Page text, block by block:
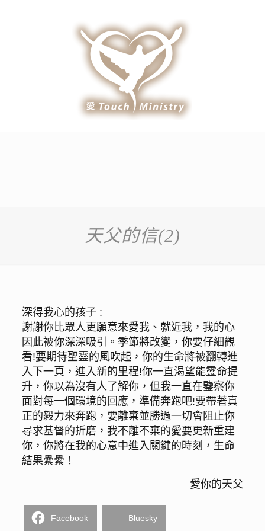
天父的信(2)
深得我心的孩子 :
謝謝你比眾人更願意來愛我、就近我，我的心
因此被你深深吸引。季節將改變，你要仔細觀
看!要期待聖靈的風吹起，你的生命將被翻轉進
入下一頁，進入新的里程!你一直渴望能靈命提
升，你以為沒有人了解你，但我一直在鑒察你
面對每一個環境的回應，準備奔跑吧!要帶著真
正的毅力來奔跑，要離棄並勝過一切會阻止你
尋求基督的折磨，我不離不棄的愛要更新重建
你，你將在我的心意中進入關鍵的時刻，生命
結果纍纍！
愛你的天父
Facebook Bluesky